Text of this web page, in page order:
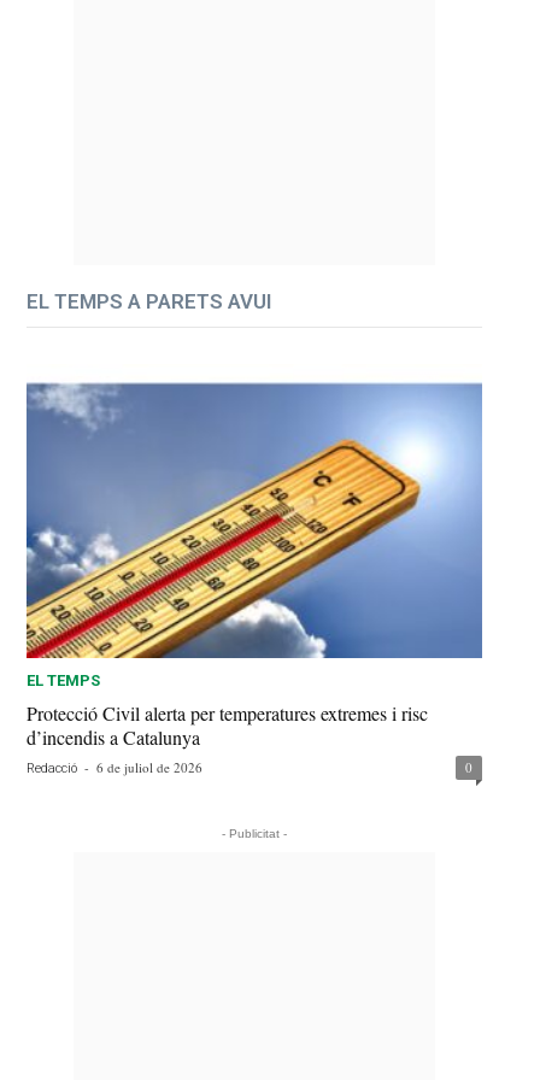
EL TEMPS A PARETS AVUI
EL TEMPS
Protecció Civil alerta per temperatures extremes i risc
d’incendis a Catalunya
Redacció - 6 de juliol de 2026 0
- Publicitat -